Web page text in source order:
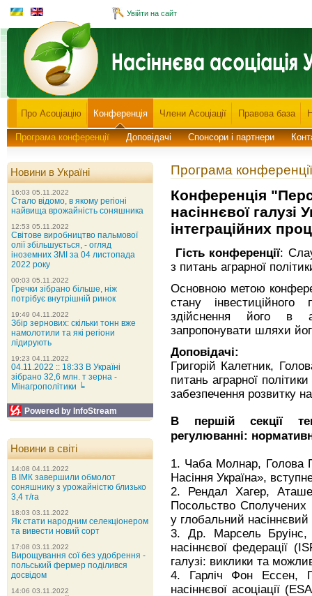
Увійти на сайт
Про Асоціацію Конференція
Програма конференції Доповідачі Спонсори і партнери
Члени Асоціації Правова база
Програма конференції
Конференція
насіннєвої галузі
інтеграційних
Гість конференції:
з питань аграрної
Основною метою
стану
здійснення його в
запропонувати шляхи
Доповідачі:
Григорій Калетник,
питань аграрної
забезпечення розвитку
В першій секції
регулюванні:
1. Чаба Молнар, Голова
Насіння Україна»,
2. Рендал Хагер, Аташе
Посольство Сполучених
у глобальний насіннєвий
3. Др. Марсель Бруінс,
насіннєвої федерації
галузі: виклики та
4. Гарліч Фон Ессен,
насіннєвої асоціації
Новини в Україні
16:03 05.11.2022
Стало відомо, в якому регіоні
найвища врожайність соняшника
12:53 05.11.2022
Світове виробництво пальмової
олії збільшується, - огляд
іноземних ЗМІ за 04 листопада
2022 року
00:03 05.11.2022
Гречки зібрано більше, ніж
потрібує внутрішній ринок
19:49 04.11.2022
Збір зернових: скільки тонн вже
намолотили та які регіони
лідирують
19:23 04.11.2022
04.11.2022 :: 18:33 В Україні
зібрано 32,6 млн. т зерна -
Мінагрополітики ╘
Powered by InfoStream
Новини в світі
14:08 04.11.2022
В ІМК завершили обмолот
соняшнику з урожайністю близько
3,4 т/га
18:03 03.11.2022
Як стати народним селекціонером
та вивести новий сорт
17:08 03.11.2022
Вирощування сої без удобрення -
польський фермер поділився
досвідом
14:06 03.11.2022